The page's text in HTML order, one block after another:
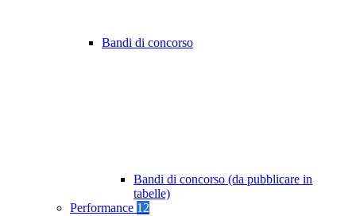
Bandi di concorso
Bandi di concorso (da pubblicare in
tabelle)
Performance 12